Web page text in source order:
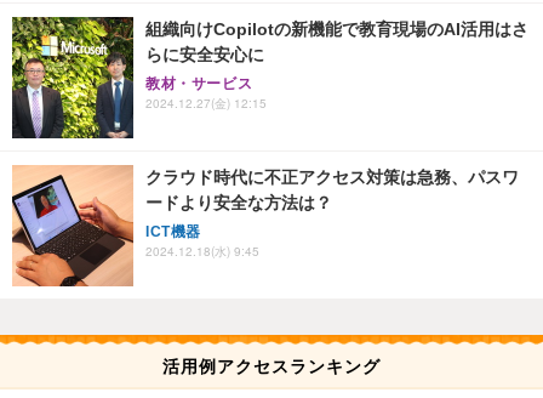
組織向けCopilotの新機能で教育現場のAI活用はさ
らに安全安心に
教材・サービス
2024.12.27(金) 12:15
クラウド時代に不正アクセス対策は急務、パスワ
ードより安全な方法は？
ICT機器
2024.12.18(水) 9:45
活用例アクセスランキング